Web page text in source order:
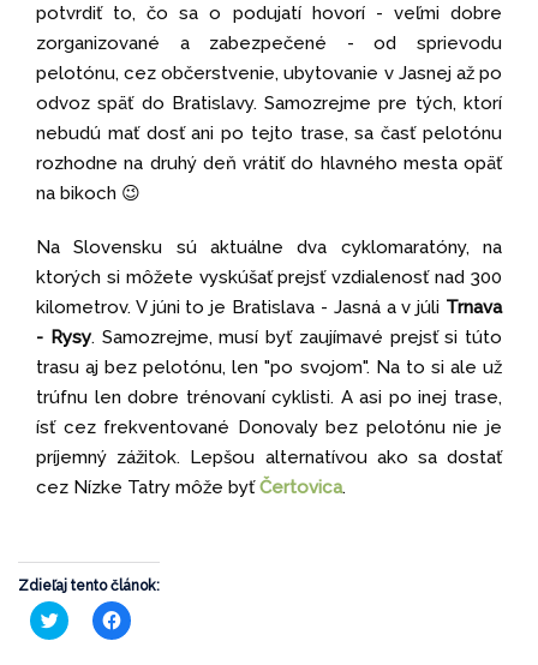
potvrdiť to, čo sa o podujatí hovorí - veľmi dobre
zorganizované a zabezpečené - od sprievodu
pelotónu, cez občerstvenie, ubytovanie v Jasnej až po
odvoz späť do Bratislavy. Samozrejme pre tých, ktorí
nebudú mať dosť ani po tejto trase, sa časť pelotónu
rozhodne na druhý deň vrátiť do hlavného mesta opäť
na bikoch 😉
Na Slovensku sú aktuálne dva cyklomaratóny, na
ktorých si môžete vyskúšať prejsť vzdialenosť nad 300
kilometrov. V júni to je Bratislava - Jasná a v júli Trnava
- Rysy. Samozrejme, musí byť zaujímavé prejsť si túto
trasu aj bez pelotónu, len "po svojom". Na to si ale už
trúfnu len dobre trénovaní cyklisti. A asi po inej trase,
ísť cez frekventované Donovaly bez pelotónu nie je
príjemný zážitok. Lepšou alternatívou ako sa dostať
cez Nízke Tatry môže byťČertovica.
Zdieľaj tento článok:
Kliknite
pre
zdieľanie
Kliknite
pre